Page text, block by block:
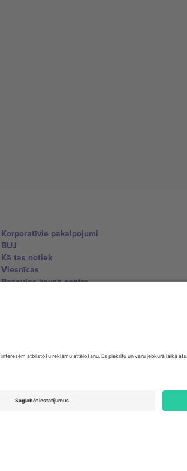
Korporatīvie pakalpojumi
BUJ
Kā tas notiek
Viesnīcas
Pasaules kausa centrs